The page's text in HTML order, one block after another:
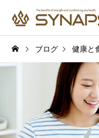
寄り添
ブログ 健康と